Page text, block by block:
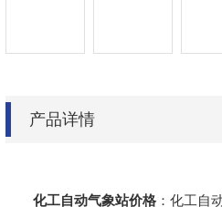
产品详情
化工自动气象站价格 ：化工自